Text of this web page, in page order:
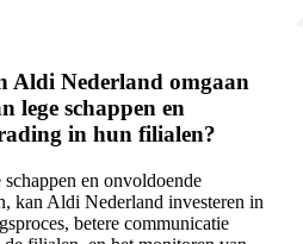
Aldi Nederland omgaan
lege schappen en
in hun filialen?
en onvoldoende
kan Aldi Nederland investeren in
betere communicatie